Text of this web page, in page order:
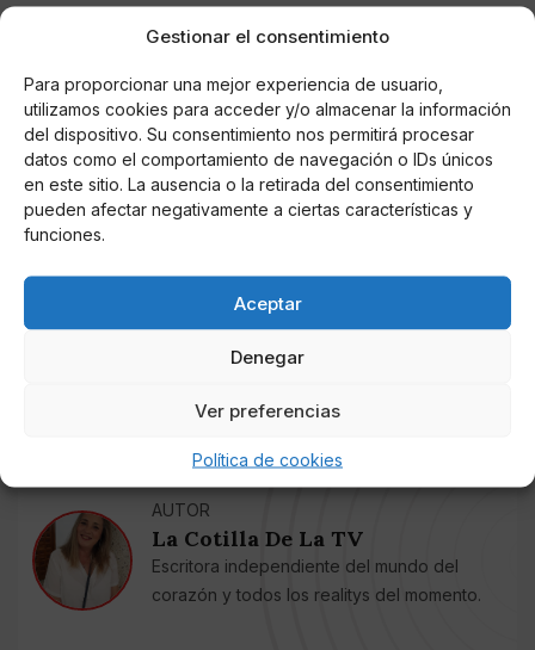
Gestionar el consentimiento
Para proporcionar una mejor experiencia de usuario,
utilizamos cookies para acceder y/o almacenar la información
del dispositivo. Su consentimiento nos permitirá procesar
datos como el comportamiento de navegación o IDs únicos
en este sitio. La ausencia o la retirada del consentimiento
pueden afectar negativamente a ciertas características y
funciones.
Aceptar
Denegar
Ver preferencias
Política de cookies
David Flores porque era un personaje del que no
querían volver a saber nada. En las redes sociales de
Twitter e Instagram recuerdan a Carlota Corredera y a
Jorge Javier que para no querer hablar de Antonio
David y Olga Moreno, llevan desde el pasado
miércoles ofreciendo horas de programa hablando de
ellos.
AUTOR
La Cotilla De La TV
Escritora independiente del mundo del
corazón y todos los realitys del momento.